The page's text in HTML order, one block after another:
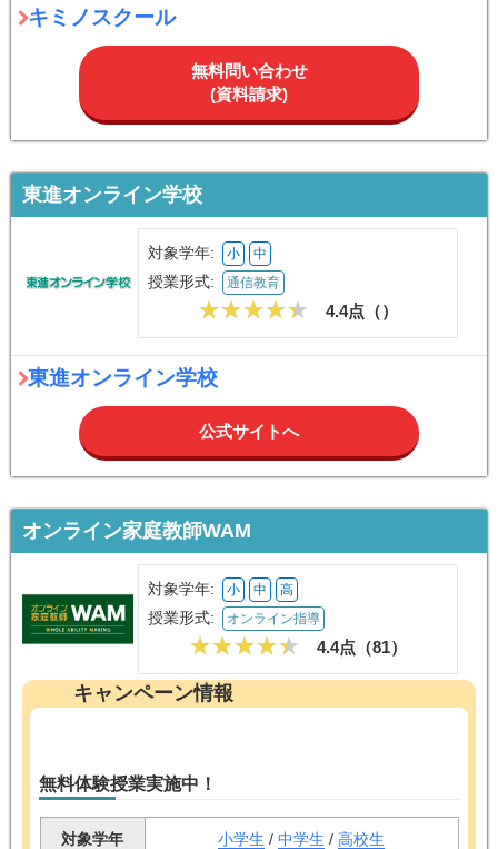
キミノスクール
無料問い合わせ
(資料請求)
東進オンライン学校
対象学年: 小 中
授業形式: 通信教育
4.4点（）
東進オンライン学校
公式サイトへ
オンライン家庭教師WAM
対象学年: 小 中 高
授業形式: オンライン指導
4.4点（81）
キャンペーン情報
無料体験授業実施中！
対象学年 小学生 / 中学生 / 高校生